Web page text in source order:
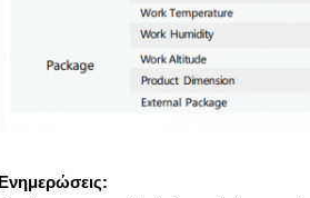
Ενημερώσεις: